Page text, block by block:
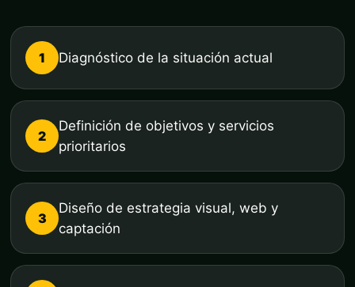
1 Diagnóstico de la situación actual
2
Definición de objetivos y servicios
prioritarios
3
Diseño de estrategia visual, web y
captación